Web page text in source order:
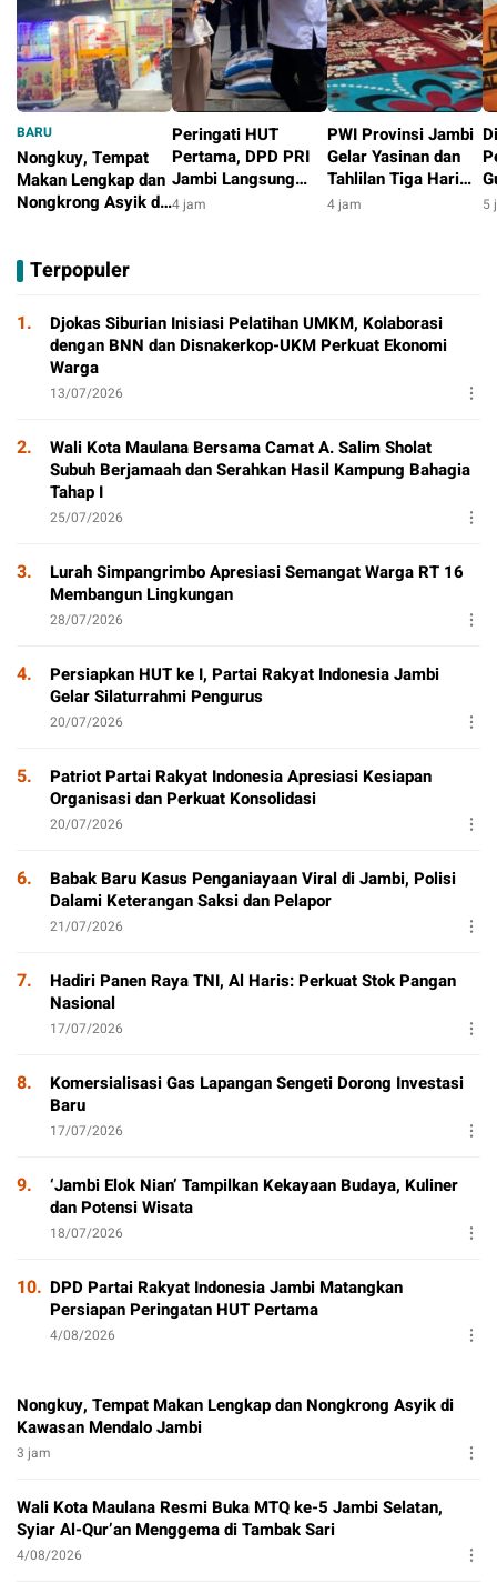
BARU
Nongkuy, Tempat
Makan Lengkap dan
Nongkrong Asyik di
Peringati HUT
Pertama, DPD PRI
Jambi Langsung
Berbagi dan Peduli
4 jam
PWI Provinsi Jambi
Gelar Yasinan dan
Tahlilan Tiga Hari
Wafatnya Heri
4 jam 5
Terpopuler
1.
Djokas Siburian Inisiasi Pelatihan UMKM, Kolaborasi
dengan BNN dan Disnakerkop-UKM Perkuat Ekonomi
Warga
13/07/2026
2.
Wali Kota Maulana Bersama Camat A. Salim Sholat
Subuh Berjamaah dan Serahkan Hasil Kampung Bahagia
Tahap I
25/07/2026
3.
Lurah Simpangrimbo Apresiasi Semangat Warga RT 16
Membangun Lingkungan
28/07/2026
4.
Persiapkan HUT ke I, Partai Rakyat Indonesia Jambi
Gelar Silaturrahmi Pengurus
20/07/2026
5.
Patriot Partai Rakyat Indonesia Apresiasi Kesiapan
Organisasi dan Perkuat Konsolidasi
20/07/2026
6.
Babak Baru Kasus Penganiayaan Viral di Jambi, Polisi
Dalami Keterangan Saksi dan Pelapor
21/07/2026
7.
Hadiri Panen Raya TNI, Al Haris: Perkuat Stok Pangan
Nasional
17/07/2026
8.
Komersialisasi Gas Lapangan Sengeti Dorong Investasi
Baru
17/07/2026
9.
‘Jambi Elok Nian’ Tampilkan Kekayaan Budaya, Kuliner
dan Potensi Wisata
18/07/2026
10. DPD Partai Rakyat Indonesia Jambi Matangkan
Persiapan Peringatan HUT Pertama
4/08/2026
Nongkuy, Tempat Makan Lengkap dan Nongkrong Asyik di
Kawasan Mendalo Jambi
3 jam
Wali Kota Maulana Resmi Buka MTQ ke-5 Jambi Selatan,
Syiar Al-Qur’an Menggema di Tambak Sari
4/08/2026